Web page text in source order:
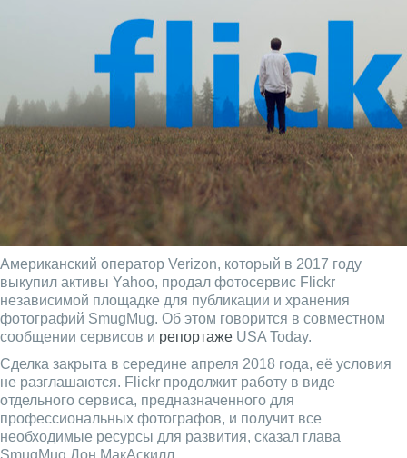
Американский оператор Verizon, который в 2017 году
выкупил активы Yahoo, продал фотосервис Flickr
независимой площадке для публикации и хранения
фотографий SmugMug. Об этом говорится в совместном
сообщении сервисов и репортаже USA Today.
Сделка закрыта в середине апреля 2018 года, её условия
не разглашаются. Flickr продолжит работу в виде
отдельного cервиса, предназначенного для
профессиональных фотографов, и получит все
необходимые ресурсы для развития, сказал глава
SmugMug Дон МакАскилл.